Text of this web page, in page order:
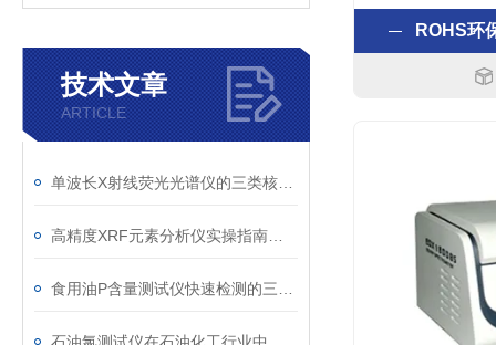
技术文章
ARTICLE
ROHS环